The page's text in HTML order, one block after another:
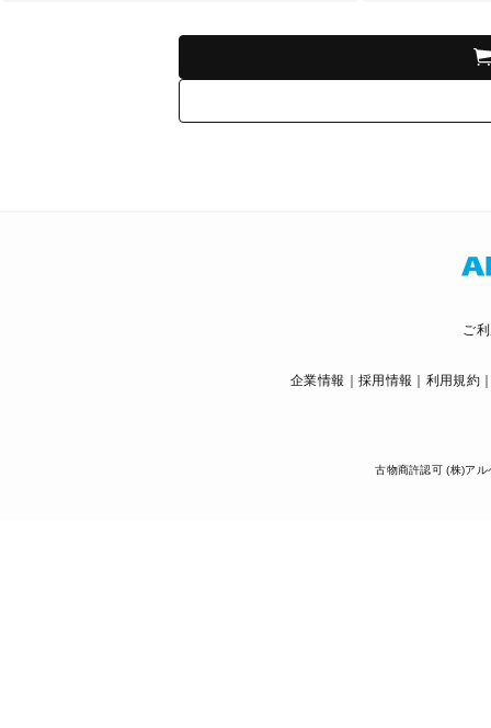
ご
企業情報 採用情報 利用規約
古物商許認可 (株)ア